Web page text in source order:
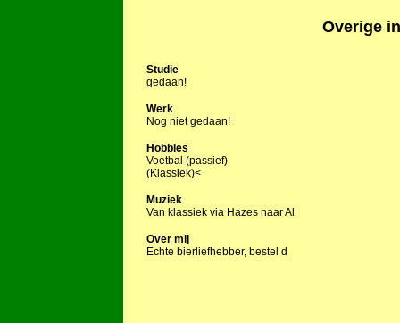
Overige
Studie
gedaan!
Werk
Nog niet gedaan!
Hobbies
Voetbal (passief)
(Klassiek)<
Muziek
Van klassiek via Hazes naar Al
Over mij
Echte bierliefhebber, bestel d